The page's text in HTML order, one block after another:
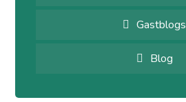
Gastblogs
Blog